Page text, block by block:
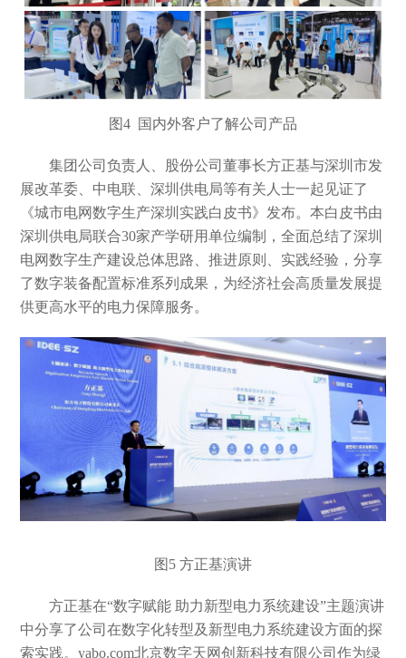
图4 国内外客户了解公司产品
集团公司负责人、股份公司董事长方正基与深圳市发
展改革委、中电联、深圳供电局等有关人士一起见证了
《城市电网数字生产深圳实践白皮书》发布。本白皮书由
深圳供电局联合30家产学研用单位编制，全面总结了深圳
电网数字生产建设总体思路、推进原则、实践经验，分享
了数字装备配置标准系列成果，为经济社会高质量发展提
供更高水平的电力保障服务。
图5 方正基演讲
方正基在“数字赋能 助力新型电力系统建设”主题演讲
中分享了公司在数字化转型及新型电力系统建设方面的探
索实践。yabo.com北京数字天网创新科技有限公司作为绿